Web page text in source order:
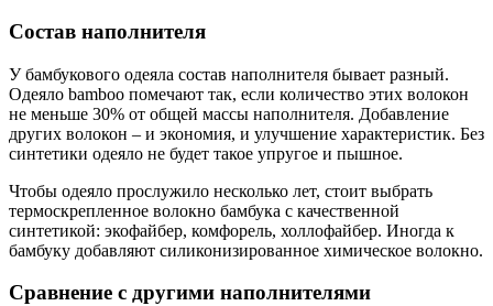
Состав наполнителя
У бамбукового одеяла состав наполнителя бывает разный.
Одеяло bamboo помечают так, если количество этих волокон
не меньше 30% от общей массы наполнителя. Добавление
других волокон – и экономия, и улучшение характеристик. Без
синтетики одеяло не будет такое упругое и пышное.
Чтобы одеяло прослужило несколько лет, стоит выбрать
термоскрепленное волокно бамбука с качественной
синтетикой: экофайбер, комфорель, холлофайбер. Иногда к
бамбуку добавляют силиконизированное химическое волокно.
Сравнение с другими наполнителями